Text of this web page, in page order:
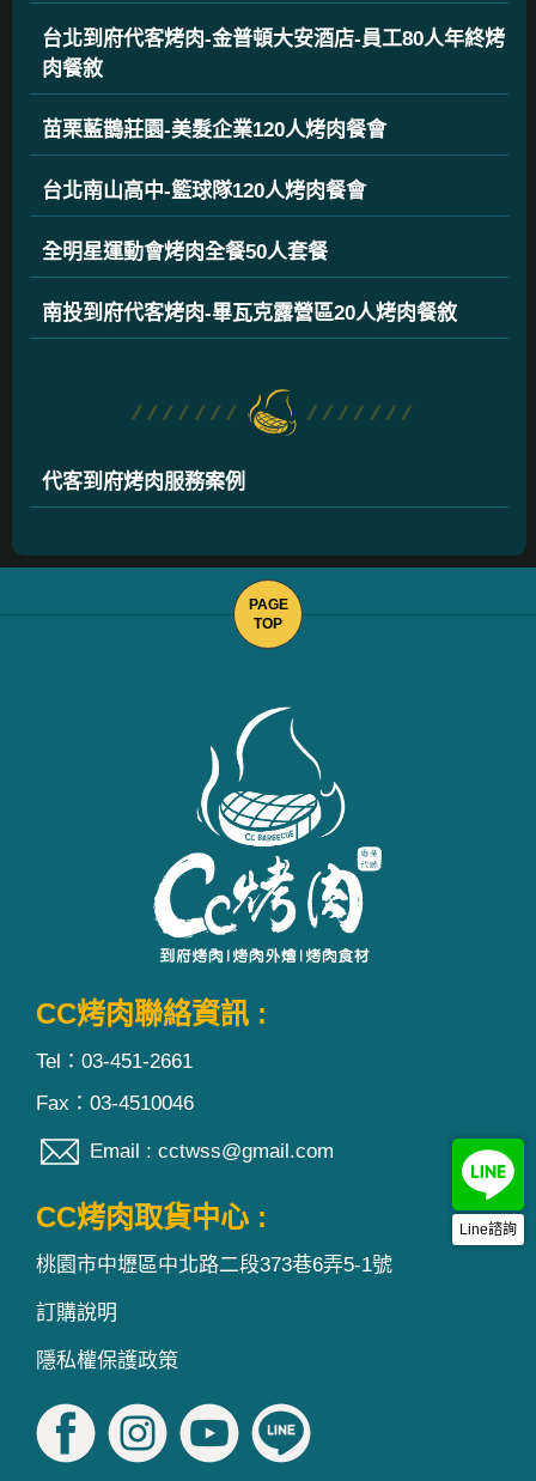
Line諮詢
台北到府代客烤肉-金普頓大安酒店-員工80人年終烤
肉餐敘
苗栗藍鵲莊園-美髮企業120人烤肉餐會
台北南山高中-籃球隊120人烤肉餐會
全明星運動會烤肉全餐50人套餐
南投到府代客烤肉-畢瓦克露營區20人烤肉餐敘
代客到府烤肉服務案例
CC烤肉聯絡資訊 :
Tel：03-451-2661
Fax：03-4510046
Email : cctwss@gmail.com
CC烤肉取貨中心 :
桃園市中壢區中北路二段373巷6弄5-1號
訂購說明
隱私權保護政策